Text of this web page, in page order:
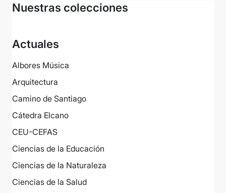
Nuestras colecciones
Actuales
Albores Música
Arquitectura
Camino de Santiago
Cátedra Elcano
CEU-CEFAS
Ciencias de la Educación
Ciencias de la Naturaleza
Ciencias de la Salud